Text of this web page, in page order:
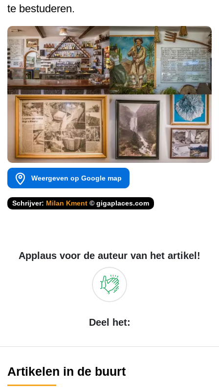
te bestuderen.
Weergeven op Google map
Schrijver: Milan Kment © gigaplaces.com
Applaus voor de auteur van het artikel!
Deel het:
Artikelen in de buurt